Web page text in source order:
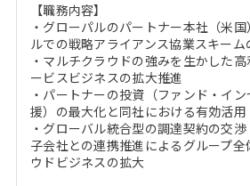
【職務内容】
・グローパルのパートナー本社（米
ルでの戦略アライアンス協業スキーム
・マルチクラウドの強みを生かした
ービスビジネスの拡大推進
・パートナーの投資（ファンド・イ
援）の最大化と同社における有効活用
・グローバル統合型の調達契約の交
子会社との連携推進によるグループ
ウドビジネスの拡大